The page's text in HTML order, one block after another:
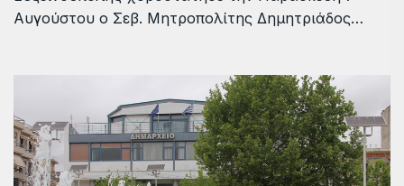
Αυγούστου ο Σεβ. Μητροπολίτης Δημητριάδος…